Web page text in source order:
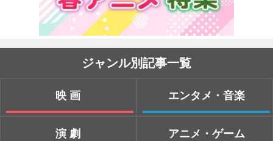
ジャンル別記事一覧
映画
演劇
エンタメ・音楽
アニメ・ゲーム